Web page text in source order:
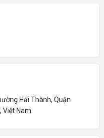
Hải Thành, Quận
Việt Nam